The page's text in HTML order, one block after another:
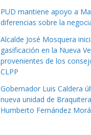
PUD mantiene apoyo a
diferencias sobre la
Alcalde José Mosquera
gasificación en la Nueva
provenientes de los
CLPP
Gobernador Luis Caldera
nueva unidad de
Humberto Fernández